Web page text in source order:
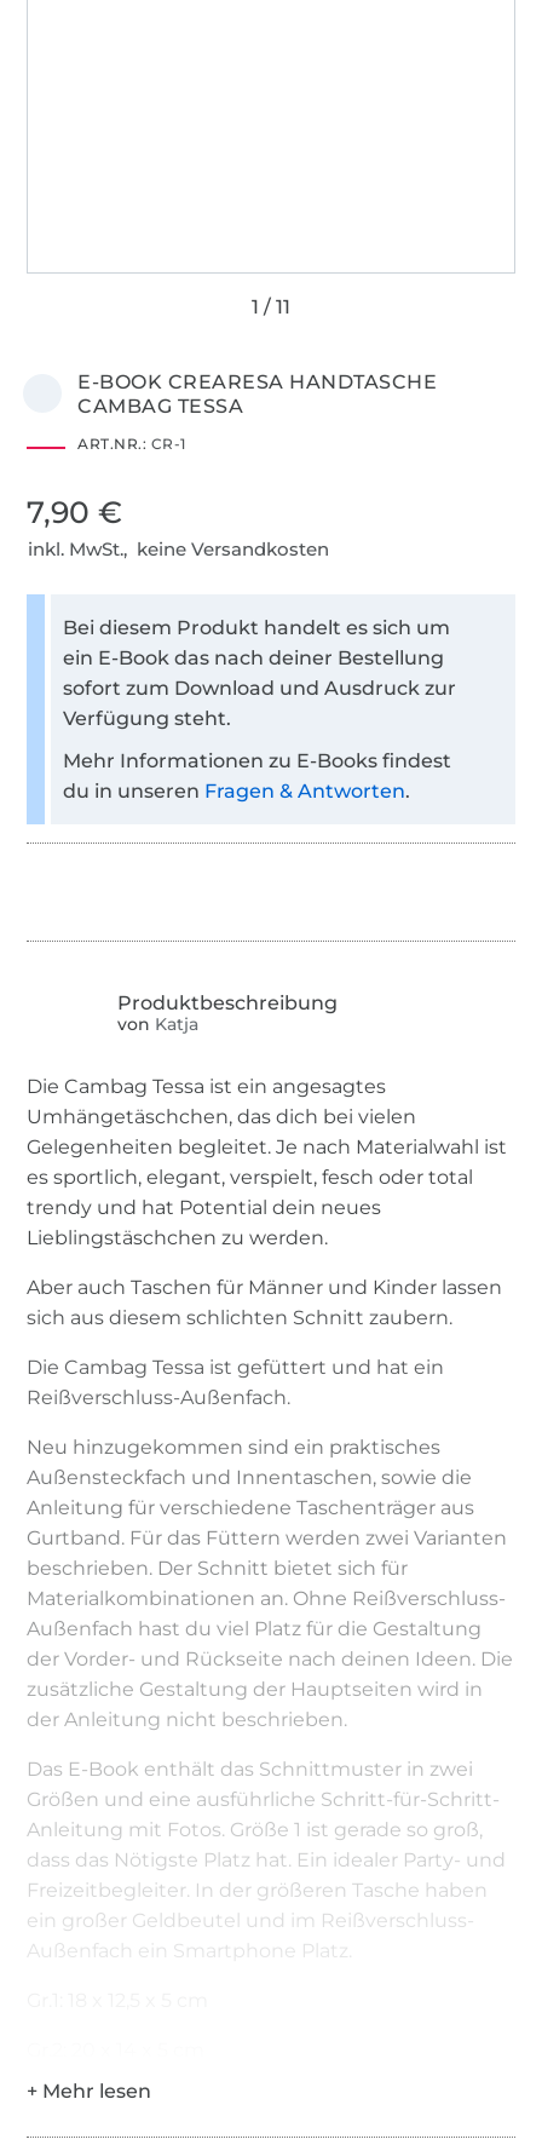
E-BOOK CREARESA HANDTASCHE
CAMBAG TESSA
ART.NR.: CR-1
7,90 €
inkl. MwSt., keine Versandkosten
Bei diesem Produkt handelt es sich um
ein E-Book das nach deiner Bestellung
sofort zum Download und Ausdruck zur
Verfügung steht.
Mehr Informationen zu E-Books findest
du in unseren Fragen & Antworten.
von Katja
Die Cambag Tessa ist ein angesagtes
Umhängetäschchen, das dich bei vielen
Gelegenheiten begleitet. Je nach Materialwahl ist
es sportlich, elegant, verspielt, fesch oder total
trendy und hat Potential dein neues
Lieblingstäschchen zu werden.
Aber auch Taschen für Männer und Kinder lassen
sich aus diesem schlichten Schnitt zaubern.
Die Cambag Tessa ist gefüttert und hat ein
Reißverschluss-Außenfach.
Neu hinzugekommen sind ein praktisches
Außensteckfach und Innentaschen, sowie die
Anleitung für verschiedene Taschenträger aus
Gurtband. Für das Füttern werden zwei Varianten
beschrieben. Der Schnitt bietet sich für
Materialkombinationen an. Ohne Reißverschluss-
Außenfach hast du viel Platz für die Gestaltung
der Vorder- und Rückseite nach deinen Ideen. Die
zusätzliche Gestaltung der Hauptseiten wird in
der Anleitung nicht beschrieben.
Das E-Book enthält das Schnittmuster in zwei
Größen und eine ausführliche Schritt-für-Schritt-
Anleitung mit Fotos. Größe 1 ist gerade so groß,
dass das Nötigste Platz hat. Ein idealer Party- und
Freizeitbegleiter. In der größeren Tasche haben
ein großer Geldbeutel und im Reißverschluss-
Außenfach ein Smartphone Platz.